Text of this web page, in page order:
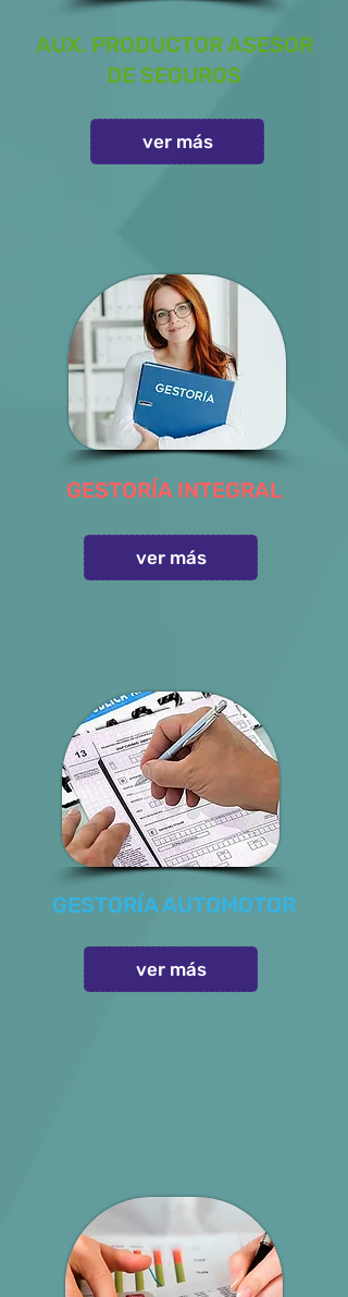
AUX. PRODUCTOR ASESOR
DE SEGUROS
ver más
GESTORÍA INTEGRAL
ver más
GESTORÍA AUTOMOTOR
ver más